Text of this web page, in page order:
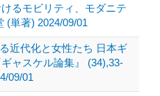
けるモビリティ、モダニテ
(単著) 2024/09/01
近代化と女性たち 日本ギ
ャスケル論集』 (34),33-
09/01